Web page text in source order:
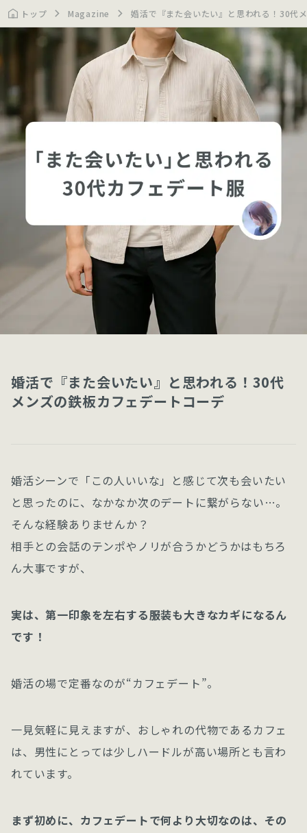
トップ Magazine 婚活で『また会いたい』と思われる！30代
婚活で『また会いたい』と思われる！30代
メンズの鉄板カフェデートコーデ
婚活シーンで「この人いいな」と感じて次も会いたい
と思ったのに、なかなか次のデートに繋がらない…。
そんな経験ありませんか？
相手との会話のテンポやノリが合うかどうかはもちろ
ん大事ですが、
実は、第一印象を左右する服装も大きなカギになるん
です！
婚活の場で定番なのが“カフェデート”。
一見気軽に見えますが、おしゃれの代物であるカフェ
は、男性にとっては少しハードルが高い場所とも言わ
れています。
まず初めに、カフェデートで何より大切なのは、その